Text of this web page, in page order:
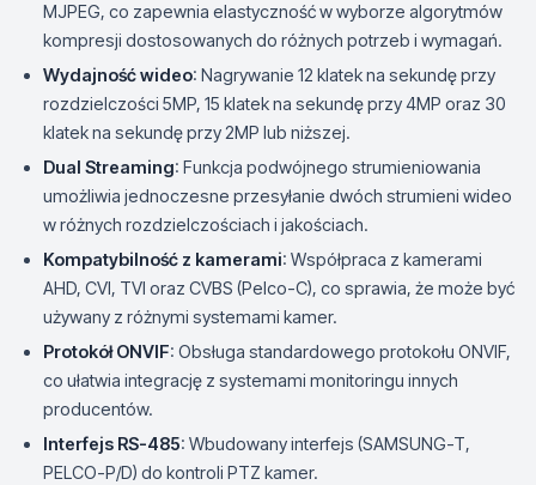
MJPEG, co zapewnia elastyczność w wyborze algorytmów
kompresji dostosowanych do różnych potrzeb i wymagań.
Wydajność wideo: Nagrywanie 12 klatek na sekundę przy
rozdzielczości 5MP, 15 klatek na sekundę przy 4MP oraz 30
klatek na sekundę przy 2MP lub niższej.
Dual Streaming: Funkcja podwójnego strumieniowania
umożliwia jednoczesne przesyłanie dwóch strumieni wideo
w różnych rozdzielczościach i jakościach.
Kompatybilność z kamerami: Współpraca z kamerami
AHD, CVI, TVI oraz CVBS (Pelco-C), co sprawia, że może być
używany z różnymi systemami kamer.
Protokół ONVIF: Obsługa standardowego protokołu ONVIF,
co ułatwia integrację z systemami monitoringu innych
producentów.
Interfejs RS-485: Wbudowany interfejs (SAMSUNG-T,
PELCO-P/D) do kontroli PTZ kamer.